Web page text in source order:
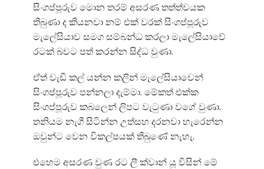
සිංගප්පූරුව මොන තරම් අසරණ තත්ත්වයක
තිබුණා ද කියනවා නම් එක් වරක් සිංගප්පූරුව
මැලේසියාව සමග සම්බන්ධ කරලා මැලේසියාවේ
රටක් බවට පත් කරන්න සිද්ධ වුණා.
ඒත් වැඩි කල් යන්න කලින් මැලේසියාවෙන්
සිංගප්පූරුව පන්නලා දැම්මා. මේකත් එක්ක
සිංගප්පූරුව කබලෙන් ලිපට වැටුණා වගේ වුණා.
තනියම නැගී සිටින්න උත්සහ දරනවා හැරෙන්න
ඔවුන්ට වෙන විකල්පයක් තිබුණේ නැහැ.
එහෙම අසරණ වුණ රට ලී ක්වාන් යූ විසින් මේ